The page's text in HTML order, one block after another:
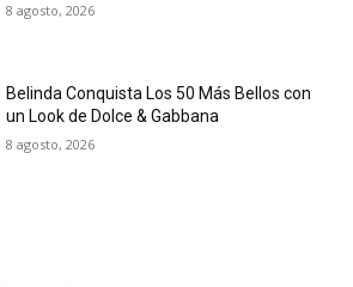
8 agosto, 2026
Belinda Conquista Los 50 Más Bellos con
un Look de Dolce & Gabbana
8 agosto, 2026